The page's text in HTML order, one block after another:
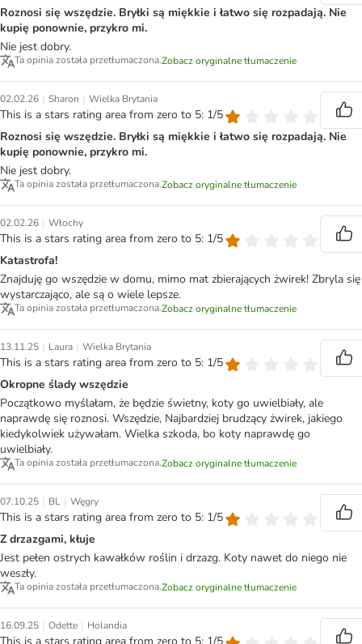
Roznosi się wszędzie. Bryłki są miękkie i łatwo się rozpadają. Nie
kupię ponownie, przykro mi.
Nie jest dobry.
Ta opinia została przetłumaczona.Zobacz oryginalne tłumaczenie
02.02.26 | Sharon | Wielka Brytania
This is a stars rating area from zero to 5: 1/5
Roznosi się wszędzie. Bryłki są miękkie i łatwo się rozpadają. Nie
kupię ponownie, przykro mi.
Nie jest dobry.
Ta opinia została przetłumaczona.Zobacz oryginalne tłumaczenie
02.02.26 | Włochy
This is a stars rating area from zero to 5: 1/5
Katastrofa!
Znajduję go wszędzie w domu, mimo mat zbierających żwirek! Zbryla się
wystarczająco, ale są o wiele lepsze.
Ta opinia została przetłumaczona.Zobacz oryginalne tłumaczenie
13.11.25 | Laura | Wielka Brytania
This is a stars rating area from zero to 5: 1/5
Okropne ślady wszędzie
Początkowo myślałam, że będzie świetny, koty go uwielbiały, ale
naprawdę się roznosi. Wszędzie, Najbardziej brudzący żwirek, jakiego
kiedykolwiek używałam. Wielka szkoda, bo koty naprawdę go
uwielbiały.
Ta opinia została przetłumaczona.Zobacz oryginalne tłumaczenie
07.10.25 | BL | Węgry
This is a stars rating area from zero to 5: 1/5
Z drzazgami, kłuje
Jest pełen ostrych kawałków roślin i drzazg. Koty nawet do niego nie
weszły.
Ta opinia została przetłumaczona.Zobacz oryginalne tłumaczenie
16.09.25 | Odette | Holandia